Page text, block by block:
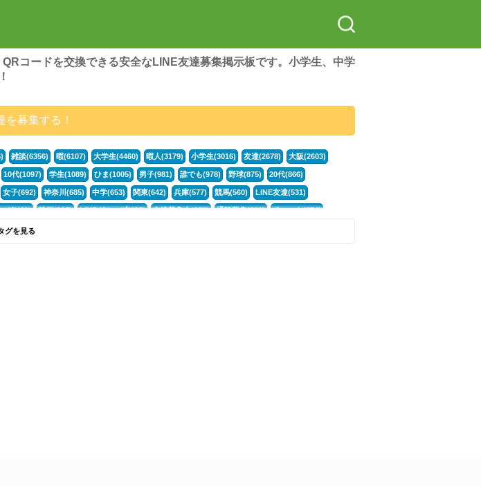
コードを交換できる安全なLINE友達募集掲示板です。小学生、中学
を募集する！
雑談(6356) 暇(6107) 大学生(4460) 暇人(3179) 小学生(3016) 友達(2678) 大阪(2603)
10代(1097) 学生(1089) ひま(1005) 男子(981) 誰でも(978) 野球(875) 20代(866)
女子(692) 神奈川(685) 中学(653) 関東(642) 兵庫(577) 競馬(560) LINE友達(531)
ガ(401) 映画(395) LINEグループ(388) 友達募集中(382) 通話募集(381) チャット(374)
ートナイト(320)
グを見る